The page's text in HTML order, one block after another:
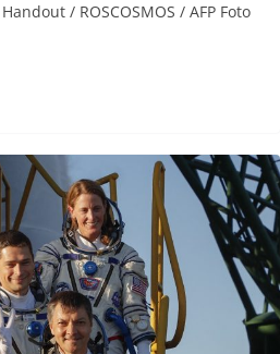
/ ROSCOSMOS / AFP Foto